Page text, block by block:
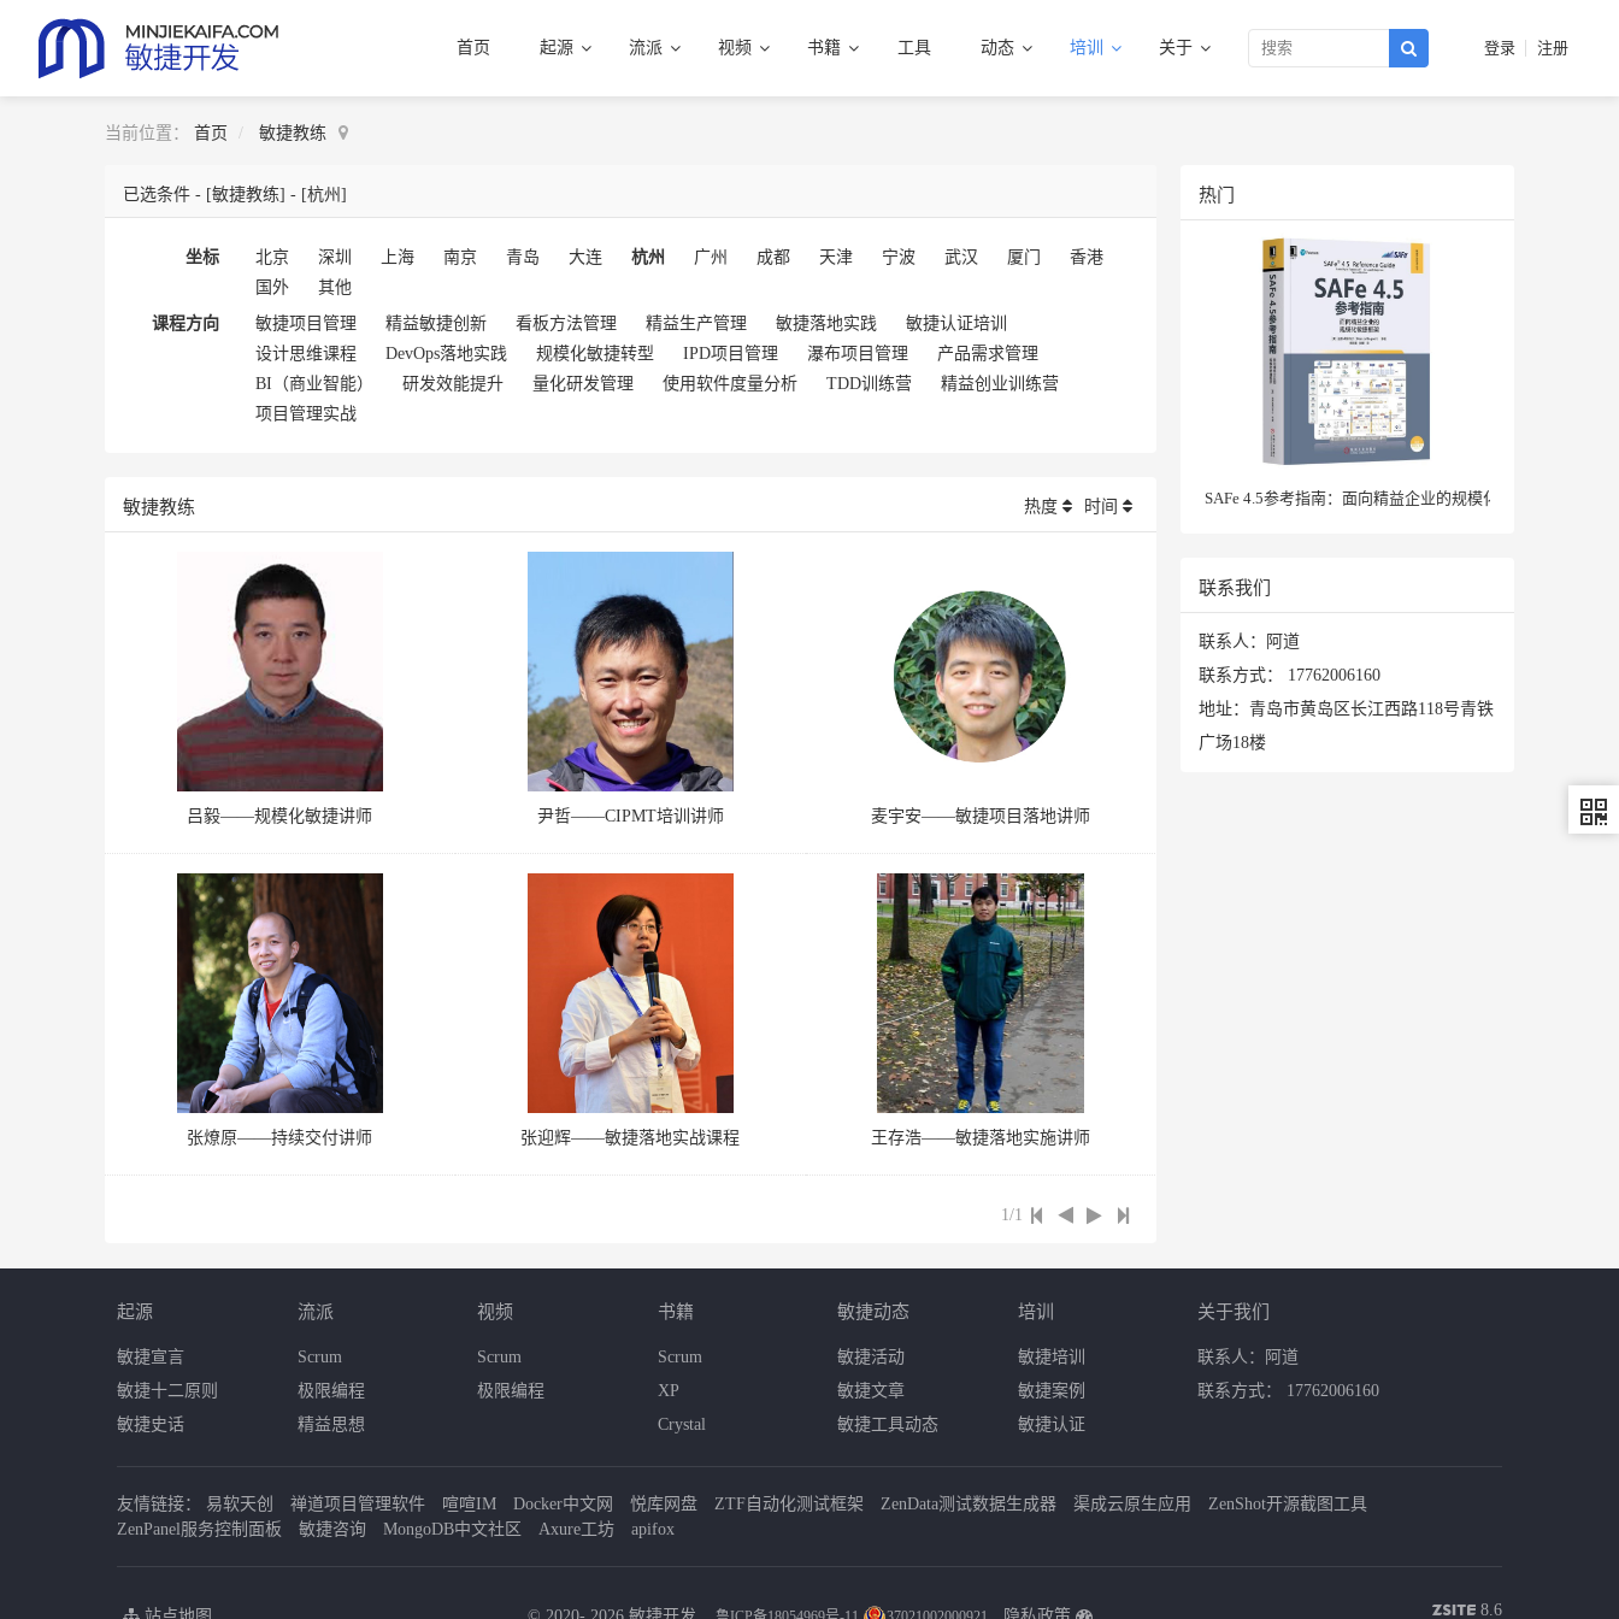
首页 起源 流派 视频 书籍 工具 动态 培训 关于 登录 注册
当前位置： 首页 敏捷教练
已选条件 - [敏捷教练] - [杭州]
坐标 北京 深圳 上海 南京 青岛 大连 杭州 广州 成都 天津 宁波 武汉 厦门
香港
国外
其他
课程方向
敏捷项目管理 精益敏捷创新 看板方法管理 精益生产管理 敏捷落地实践
敏捷认证培训
设计思维课程
DevOps落地实践 规模化敏捷转型 IPD项目管理 瀑布项目管理
产品需求管理
BI（商业智能）
研发效能提升 量化研发管理 使用软件度量分析 TDD训练营
精益创业训练营
项目管理实战
敏捷教练 时间
热度
吕毅——规模化敏捷讲师 尹哲——CIPMT培训讲师 麦宇安——敏捷项目落地讲师
张燎原——持续交付讲师 张迎辉——敏捷落地实战课程 王存浩——敏捷落地实施讲师
1/1
热门
SAFe 4.5参考指南：面向精益企业的规模化敏捷框架
联系我们
联系人：阿道
联系方式： 17762006160
地址：青岛市黄岛区长江西路118号青铁
广场18楼
起源
敏捷宣言
敏捷十二原则
敏捷史话
流派
Scrum
极限编程
精益思想
视频
Scrum
极限编程
书籍
Scrum
XP
Crystal
敏捷动态
敏捷活动
敏捷文章
敏捷工具动态
培训
敏捷培训
敏捷案例
敏捷认证
关于我们
联系人：阿道
联系方式： 17762006160
友情链接： 易软天创 禅道项目管理软件 喧喧IM Docker中文网 悦库网盘 ZTF自动化测试框架 ZenData测试数据生成器 渠成云原生应用
ZenShot开源截图工具
ZenPanel服务控制面板
敏捷咨询 MongoDB中文社区 Axure工坊 apifox
8.6